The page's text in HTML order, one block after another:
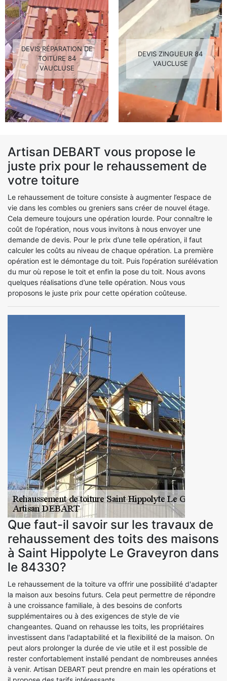
DEVIS RÉPARATION DE
TOITURE 84
VAUCLUSE
DEVIS ZINGUEUR 84
VAUCLUSE
Artisan DEBART vous propose le
juste prix pour le rehaussement de
votre toiture
Le rehaussement de toiture consiste à augmenter l’espace de
vie dans les combles ou greniers sans créer de nouvel étage.
Cela demeure toujours une opération lourde. Pour connaître le
coût de l’opération, nous vous invitons à nous envoyer une
demande de devis. Pour le prix d’une telle opération, il faut
calculer les coûts au niveau de chaque opération. La première
opération est le démontage du toit. Puis l’opération surélévation
du mur où repose le toit et enfin la pose du toit. Nous avons
quelques réalisations d’une telle opération. Nous vous
proposons le juste prix pour cette opération coûteuse.
Que faut-il savoir sur les travaux de
rehaussement des toits des maisons
à Saint Hippolyte Le Graveyron dans
le 84330?
Le rehaussement de la toiture va offrir une possibilité d'adapter
la maison aux besoins futurs. Cela peut permettre de répondre
à une croissance familiale, à des besoins de conforts
supplémentaires ou à des exigences de style de vie
changeantes. Quand on rehausse les toits, les propriétaires
investissent dans l'adaptabilité et la flexibilité de la maison. On
peut alors prolonger la durée de vie utile et il est possible de
rester confortablement installé pendant de nombreuses années
à venir. Artisan DEBART peut prendre en main les opérations et